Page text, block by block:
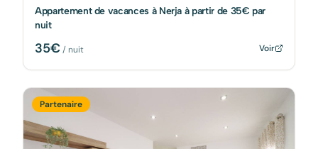
Appartement de vacances à Nerja à partir de 35€ par
nuit
35€/ nuit Voir
Partenaire